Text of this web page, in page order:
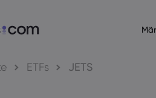
Über Markets.com
ETFs JETS